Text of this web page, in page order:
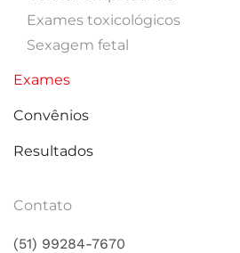
Exames toxicológicos
Sexagem fetal
Exames
Convênios
Resultados
Contato
(51) 99284-7670